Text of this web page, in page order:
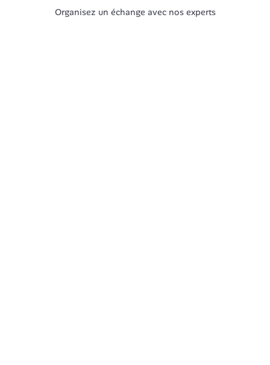
Organisez un échange avec nos experts